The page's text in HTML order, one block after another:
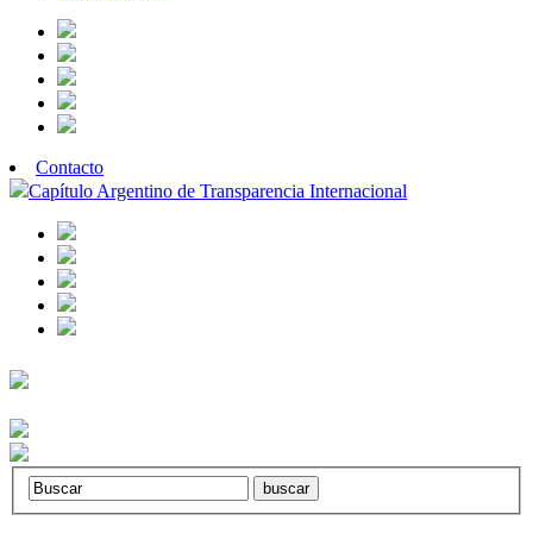
Contacto
Capítulo Argentino de Transparencia Internacional